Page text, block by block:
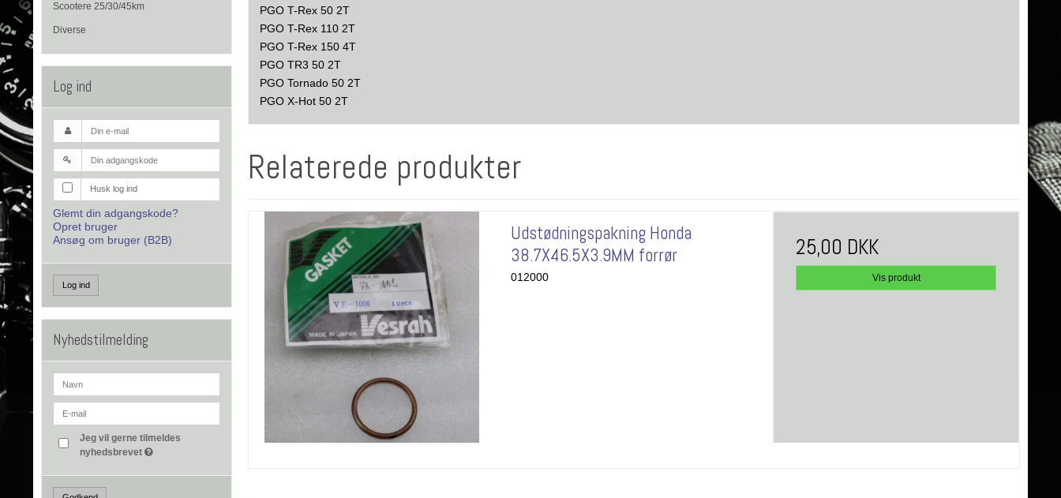
Scootere 25/30/45km
Diverse
Log ind
Husk log ind
Glemt din adgangskode?
Opret bruger
Ansøg om bruger (B2B)
Log ind
Nyhedstilmelding
Jeg vil gerne tilmeldes
nyhedsbrevet
PGO T-Rex 50 2T
PGO T-Rex 110 2T
PGO T-Rex 150 4T
PGO TR3 50 2T
PGO Tornado 50 2T
PGO X-Hot 50 2T
Relaterede produkter
Udstødningspakning Honda
38.7X46.5X3.9MM forrør
012000
25,00 DKK
Vis produkt